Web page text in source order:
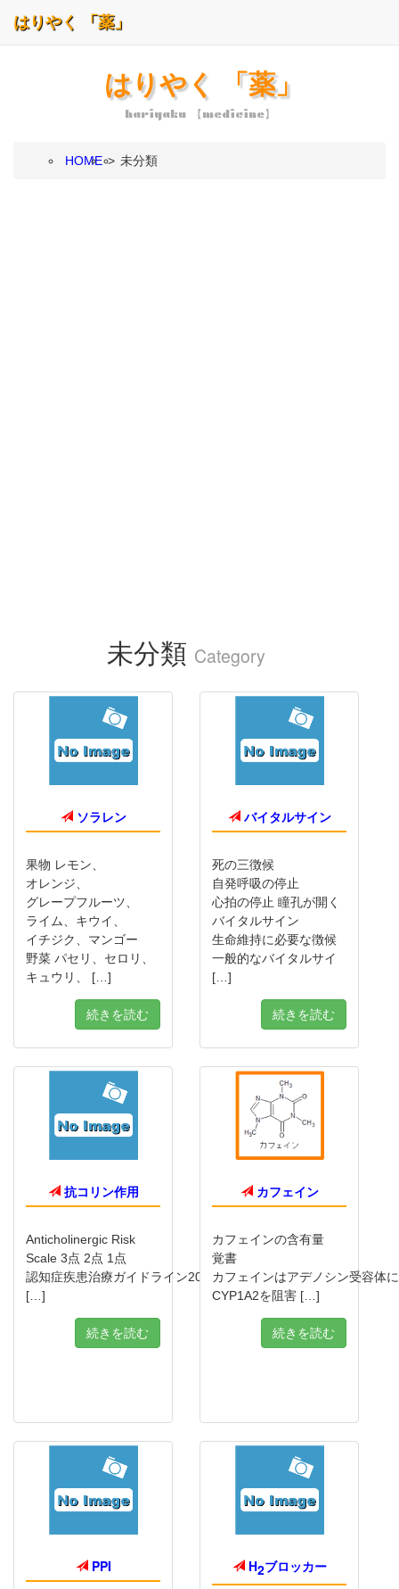
はりやく 「薬」
hariyaku 【medicine】
はりやく 「薬」
HOME > 未分類
未分類 Category
ソラレン
果物 レモン、
オレンジ、
グレープフルーツ、
ライム、キウイ、
イチジク、マンゴー
野菜 パセリ、セロリ、
キュウリ、 […]
続きを読む
バイタルサイン
死の三徴候
自発呼吸の停止
心拍の停止 瞳孔が開く
バイタルサイン
生命維持に必要な徴候
一般的なバイタルサイ
[…]
続きを読む
抗コリン作用
Anticholinergic Risk
Scale 3点 2点 1点
認知症疾患治療ガイドライン2010より
[…]
続きを読む
カフェイン
カフェインの含有量
覚書
カフェインはアデノシン受容体
CYP1A2を阻害 […]
続きを読む
PPI H2ブロッカー